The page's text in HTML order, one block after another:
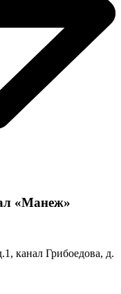
«Манеж»
канал Грибоедова, д.